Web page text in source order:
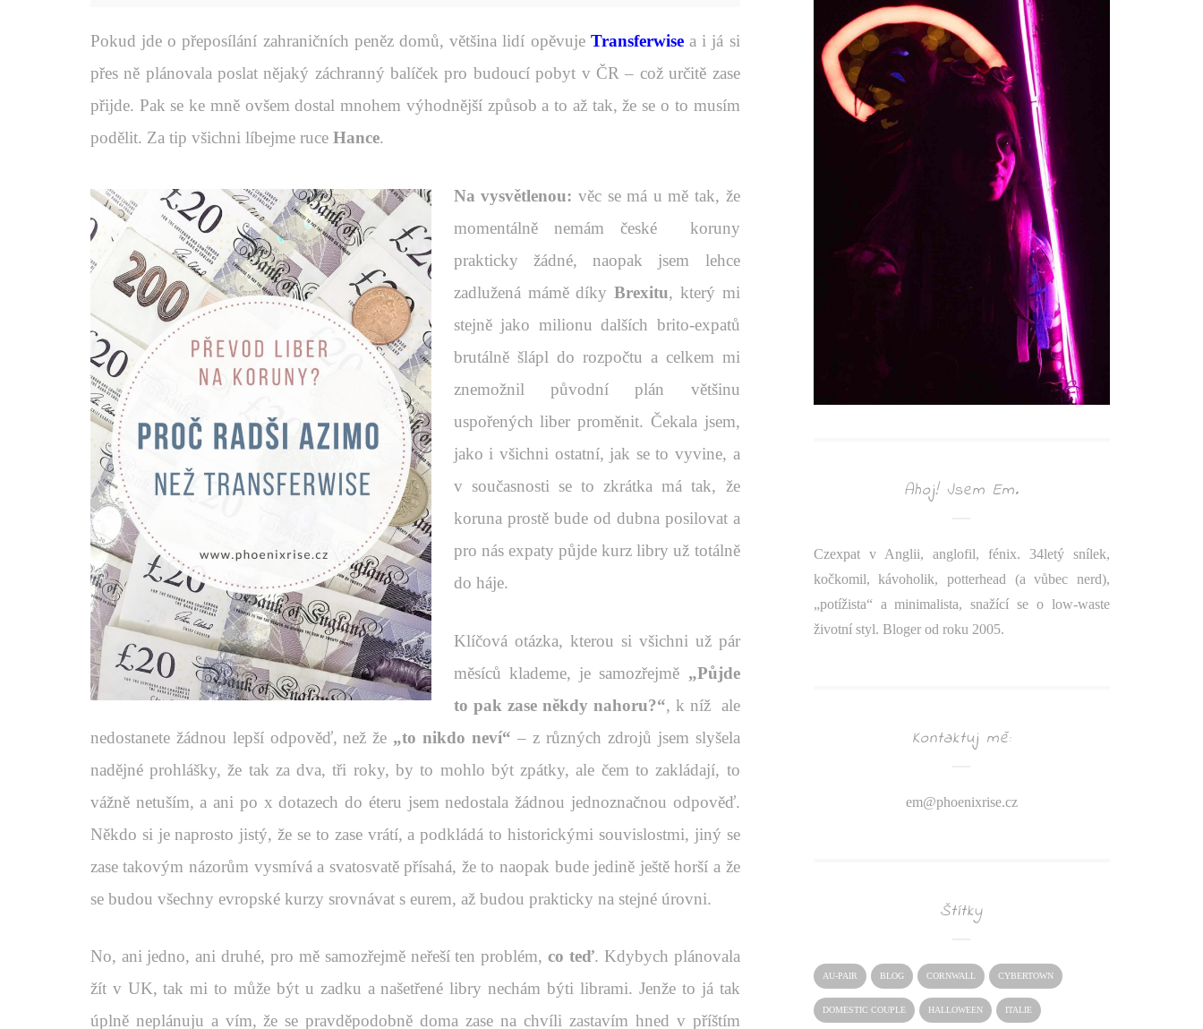
Pokud jde o přeposílání zahraničních peněz domů, většina lidí opěvuje Transferwise a i já si
přes ně plánovala poslat nějaký záchranný balíček pro budoucí pobyt v ČR – což určitě zase
přijde. Pak se ke mně ovšem dostal mnohem výhodnější způsob a to až tak, že se o to musím
podělit. Za tip všichni líbejme ruce Hance.
Na vysvětlenou: věc se má u mě tak, že
momentálně nemám české koruny
prakticky žádné, naopak jsem lehce
zadlužená mámě díkyBrexitu, který mi
stejně jako milionu dalších brito-expatů
brutálně šlápl do rozpočtu a celkem mi
znemožnil původní plán většinu
uspořených liber proměnit. Čekala jsem,
jako i všichni ostatní, jak se to vyvine, a
v současnosti se to zkrátka má tak, že
koruna prostě bude od dubna posilovat a
pro nás expaty půjde kurz libry už totálně
do háje.
Klíčová otázka, kterou si všichni už pár
měsíců klademe, je samozřejmě „Půjde
to pak zase někdy nahoru?“, k níž ale
nedostanete žádnou lepší odpověď, než že „to nikdo neví“ – z různých zdrojů jsem slyšela
nadějné prohlášky, že tak za dva, tři roky, by to mohlo být zpátky, ale čem to zakládají, to
vážně netuším, a ani po x dotazech do éteru jsem nedostala žádnou jednoznačnou odpověď.
Někdo si je naprosto jistý, že se to zase vrátí, a podkládá to historickými souvislostmi, jiný se
zase takovým názorům vysmívá a svatosvatě přísahá, že to naopak bude jedině ještě horší a že
se budou všechny evropské kurzy srovnávat s eurem, až budou prakticky na stejné úrovni.
No, ani jedno, ani druhé, pro mě samozřejmě neřeší ten problém,co teď. Kdybych plánovala
žít v UK, tak mi to může být u zadku a našetřené libry nechám býti librami. Jenže to já tak
úplně neplánuju a vím, že se pravděpodobně doma zase na chvíli zastavím hned v příštím
Ahoj! Jsem Em.
Czexpat v Anglii, anglofil, fénix. 34letý snílek,
kočkomil, kávoholik, potterhead (a vůbec nerd),
„potížista“ a minimalista, snažící se o low-waste
životní styl. Bloger od roku 2005.
Kontaktuj mě:
em@phoenixrise.cz
Štítky
AU-PAIR BLOG CORNWALL CYBERTOWN
DOMESTIC COUPLE HALLOWEEN ITALIE